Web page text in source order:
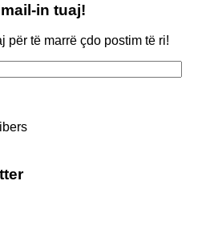
in tuaj!
për të marrë çdo postim të ri!